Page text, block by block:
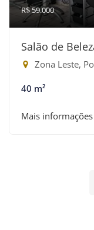
R$ 59.000
Salão de
Zona Leste,
40 m²
Mais informações